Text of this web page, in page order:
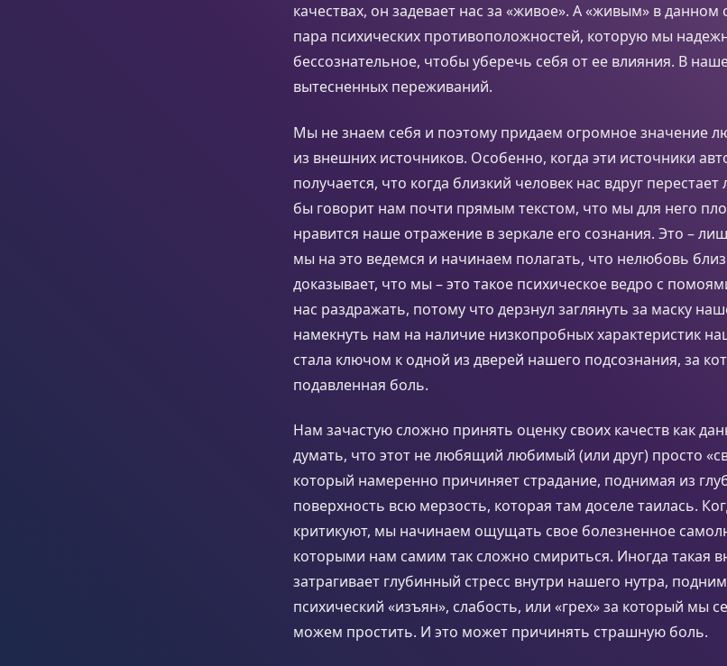
качествах, он задевает нас за «живое». А «живым» в данном
пара психических противоположностей, которую мы
бессознательное, чтобы уберечь себя от ее влияния. В
вытесненных переживаний.
Мы не знаем себя и поэтому придаем огромное значение
из внешних источников. Особенно, когда эти источники
получается, что когда близкий человек нас вдруг
бы говорит нам почти прямым текстом, что мы для него
нравится наше отражение в зеркале его сознания. Это –
мы на это ведемся и начинаем полагать, что нелюбовь
доказывает, что мы – это такое психическое ведро с
нас раздражать, потому что дерзнул заглянуть за маску
намекнуть нам на наличие низкопробных характеристик
стала ключом к одной из дверей нашего подсознания, за
подавленная боль.
Нам зачастую сложно принять оценку своих качеств как
думать, что этот не любящий любимый (или друг) просто
который намеренно причиняет страдание, поднимая из
поверхность всю мерзость, которая там доселе таилась.
критикуют, мы начинаем ощущать свое болезненное
которыми нам самим так сложно смириться. Иногда такая
затрагивает глубинный стресс внутри нашего нутра,
психический «изъян», слабость, или «грех» за который мы
можем простить. И это может причинять страшную боль.